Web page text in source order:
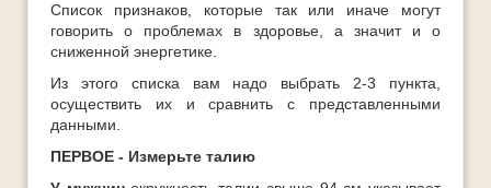
Список признаков, которые так или иначе могут
говорить о проблемах в здоровье, а значит и о
сниженной энергетике.
Из этого списка вам надо выбрать 2-3 пункта,
осуществить их и сравнить с представленными
данными.
ПЕРВОЕ - Измерьте талию